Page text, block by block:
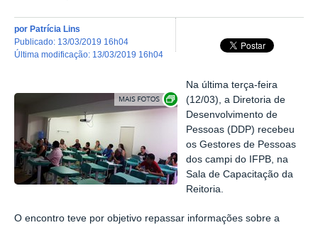
por Patrícia Lins
publicado: 13/03/2019 16h04
última modificação: 13/03/2019 16h04
Exibir carrossel de imagens
Na última terça-feira
(12/03), a Diretoria de
Desenvolvimento de
Pessoas (DDP) recebeu
os Gestores de Pessoas
dos campi do IFPB, na
Sala de Capacitação da
Reitoria.
O encontro teve por objetivo repassar informações sobre a